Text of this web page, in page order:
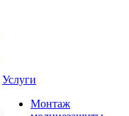
Услуги
Монтаж